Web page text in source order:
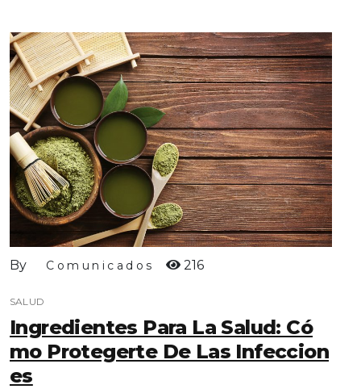
By Comunicados 216
SALUD
Ingredientes Para La Salud: Có
Mo Protegerte De Las Infeccion
Es